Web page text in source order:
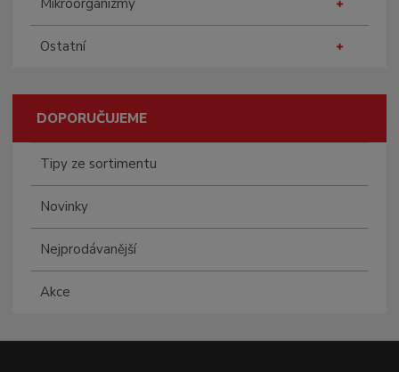
Mikroorganizmy
Ostatní
DOPORUČUJEME
Tipy ze sortimentu
Novinky
Nejprodávanější
Akce